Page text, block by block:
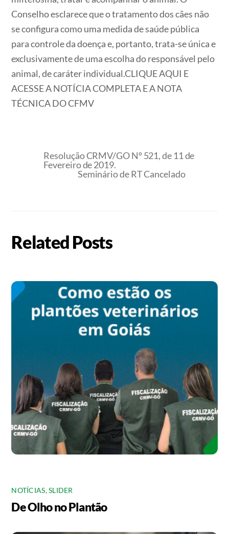
Conselho esclarece que o tratamento dos cães não
se configura como uma medida de saúde pública
para controle da doença e, portanto, trata-se única e
exclusivamente de uma escolha do responsável pelo
animal, de caráter individual.CLIQUE AQUI E
ACESSE A NOTÍCIA COMPLETA E A NOTA
TÉCNICA DO CFMV
Resolução CRMV/GO Nº 521, de 11 de
Fevereiro de 2019.
Seminário de RT Cancelado
Related Posts
NOTÍCIAS,SLIDER
De Olho no Plantão